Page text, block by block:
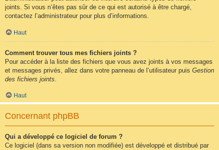
joints. Si vous n’êtes pas sûr de ce qui est autorisé à être chargé,
contactez l’administrateur pour plus d’informations.
Haut
Comment trouver tous mes fichiers joints ?
Pour accéder à la liste des fichiers que vous avez joints à vos messages
et messages privés, allez dans votre panneau de l’utilisateur puis Gestion
des fichiers joints
Haut
Concernant phpBB
Qui a développé ce logiciel de forum ?
Ce logiciel (dans sa version non modifiée) est développé et distribué par